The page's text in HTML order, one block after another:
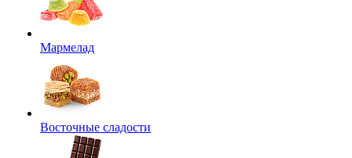
Мармелад
Восточные сладости